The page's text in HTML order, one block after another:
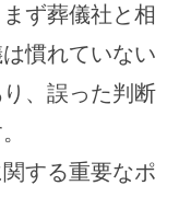
ず葬儀社と相
慣れていない
、誤った判断
する重要なポ